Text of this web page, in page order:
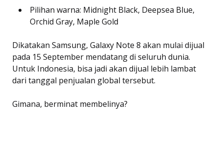
Pilihan warna: Midnight Black, Deepsea Blue,
Orchid Gray, Maple Gold
Dikatakan Samsung, Galaxy Note 8 akan mulai dijual
pada 15 September mendatang di seluruh dunia.
Untuk Indonesia, bisa jadi akan dijual lebih lambat
dari tanggal penjualan global tersebut.
Gimana, berminat membelinya?